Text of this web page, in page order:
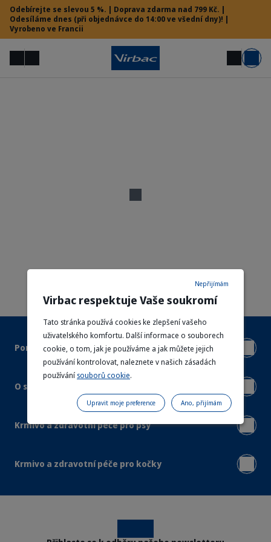
Odebírejte se slevou 5 %. | Doprava zdarma nad 799 Kč. |
Odesíláme dnes (při objednávce do 14:00 ve všední dny)! |
Vyrobeno ve Francii
MenuHledat Můj účet Košík
Pomoc a podpora
O společnosti Virbac
Krmivo a zdravotní péče pro psy
Krmivo a zdravotní péče pro kočky
Virbac respektuje Vaše soukromí
Tato stránka používá cookies ke zlepšení vašeho
uživatelského komfortu. Další informace o souborech
cookie, o tom, jak je používáme a jak můžete jejich
používání kontrolovat, naleznete v našich zásadách
používání souborů cookie.
Nepřijímám
Ano, přijímám
Upravit moje preference